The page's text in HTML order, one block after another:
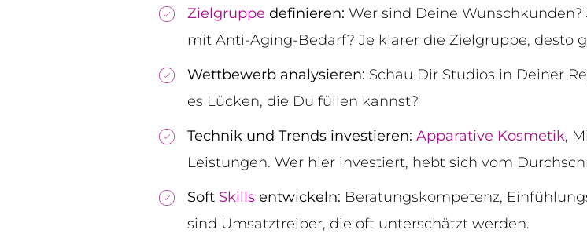
Zielgruppe definieren: Wer sind Deine Wunschkunden?
mit Anti-Aging-Bedarf? Je klarer die Zielgruppe, desto
Wettbewerb analysieren: Schau Dir Studios in Deiner
es Lücken, die Du füllen kannst?
Technik und Trends investieren: Apparative Kosmetik,
Leistungen. Wer hier investiert, hebt sich vom
Soft Skills entwickeln: Beratungskompetenz,
sind Umsatztreiber, die oft unterschätzt werden.